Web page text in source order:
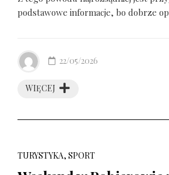
podstawowe informacje, bo dobrze
WIĘCEJ
22/05/2026
TURYSTYKA, SPORT